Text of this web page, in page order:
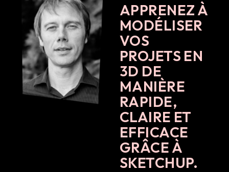
APPRENEZ À
MODÉLISER
VOS
PROJETS EN
3D DE
MANIÈRE
RAPIDE,
CLAIRE ET
EFFICACE
GRÂCE À
SKETCHUP.